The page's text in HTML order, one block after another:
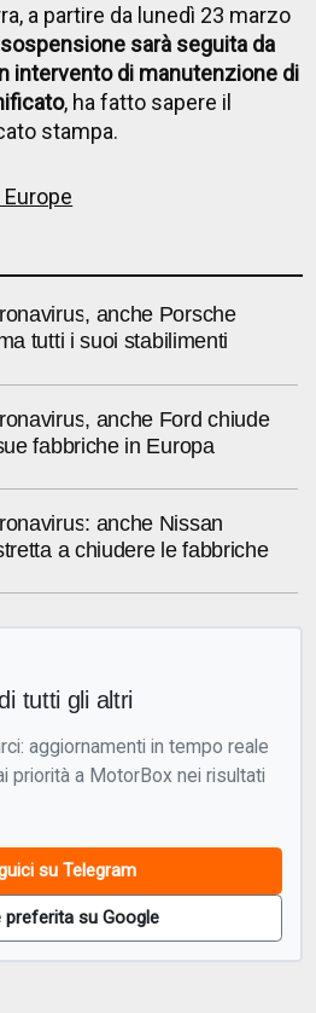
a partire da lunedì 23 marzo
sarà seguita da
intervento di manutenzione di
, ha fatto sapere il
stampa.
anche Porsche
tutti i suoi stabilimenti
anche Ford chiude
fabbriche in Europa
anche Nissan
a chiudere le fabbriche
tutti gli altri
aggiornamenti in tempo reale
priorità a MotorBox nei risultati
su Telegram
preferita su Google